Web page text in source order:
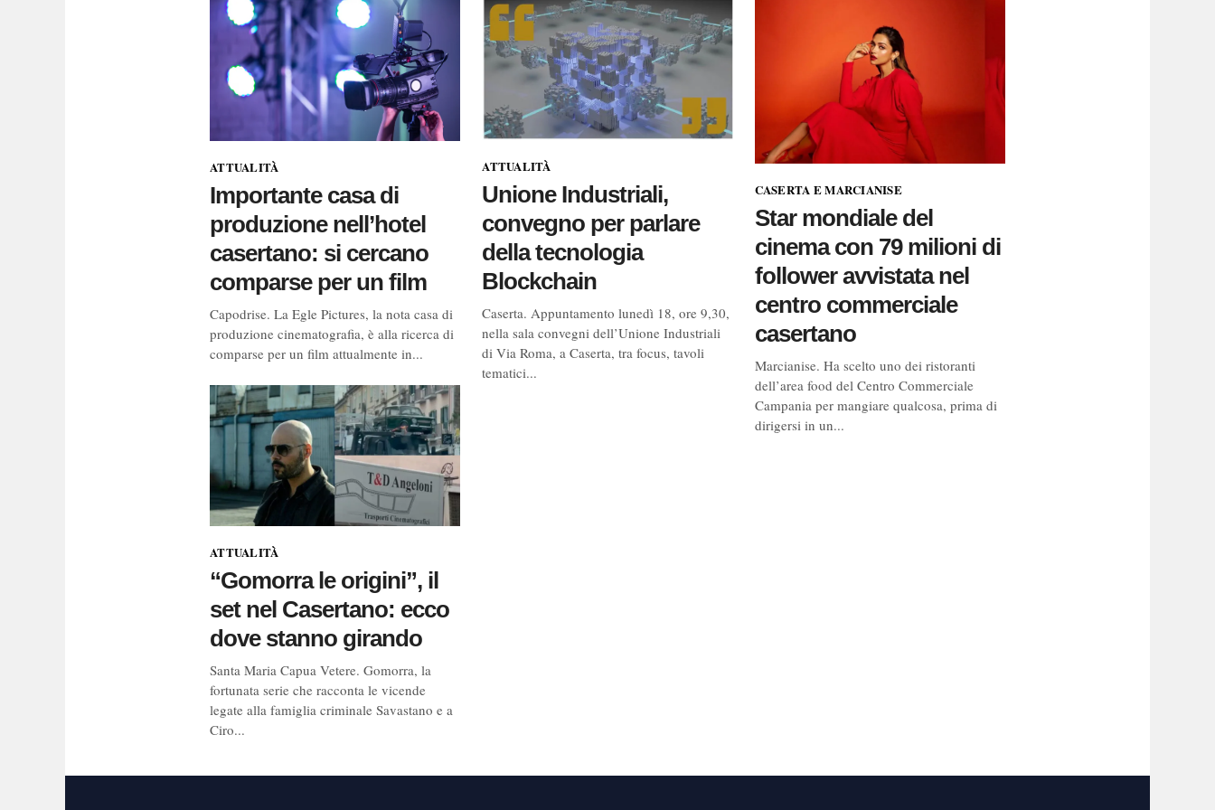
ATTUALITÀ
Importante casa di
produzione nell’hotel
casertano: si cercano
comparse per un film
Capodrise. La Egle Pictures, la nota casa di
produzione cinematografia, è alla ricerca di
comparse per un film attualmente in...
ATTUALITÀ
“Gomorra le origini”, il
set nel Casertano: ecco
dove stanno girando
Santa Maria Capua Vetere. Gomorra, la
fortunata serie che racconta le vicende
legate alla famiglia criminale Savastano e a
Ciro...
ATTUALITÀ
Unione Industriali,
convegno per parlare
della tecnologia
Blockchain
Caserta. Appuntamento lunedì 18, ore 9,30,
nella sala convegni dell’Unione Industriali
di Via Roma, a Caserta, tra focus, tavoli
tematici...
CASERTA E MARCIANISE
Star mondiale del
cinema con 79 milioni di
follower avvistata nel
centro commerciale
casertano
Marcianise. Ha scelto uno dei ristoranti
dell’area food del Centro Commerciale
Campania per mangiare qualcosa, prima di
dirigersi in un...